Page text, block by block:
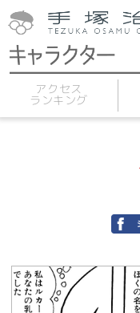
アクセス
ランキング